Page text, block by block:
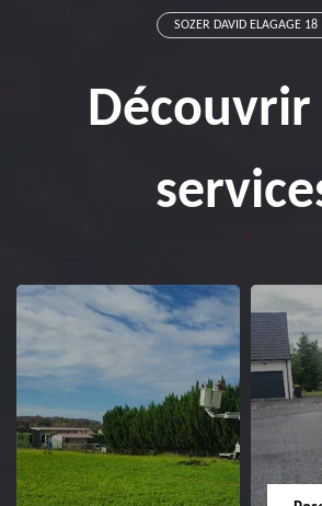
SOZER DAVID ELAGAGE 18
Découvrir